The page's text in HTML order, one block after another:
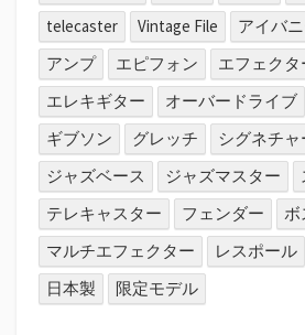
telecaster
Vintage File アイバ
アンプ
エピフォン エフェクタ
エレキギター
オーバードライブ
ギブソン
グレッチ
シグネチ
ジャズベース
ジャズマスター
テレキャスター
フェンダー
ボ
マルチエフェクター
レスポール
日本製
限定モデル